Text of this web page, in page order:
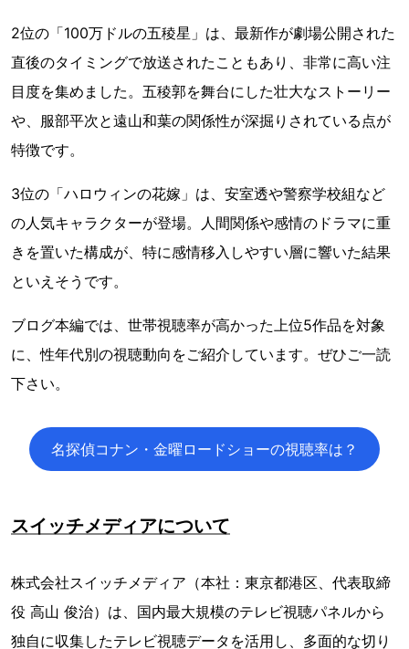
2位の「100万ドルの五稜星」は、最新作が劇場公開された
直後のタイミングで放送されたこともあり、非常に高い注
目度を集めました。五稜郭を舞台にした壮大なストーリー
や、服部平次と遠山和葉の関係性が深掘りされている点が
特徴です。
3位の「ハロウィンの花嫁」は、安室透や警察学校組など
の人気キャラクターが登場。人間関係や感情のドラマに重
きを置いた構成が、特に感情移入しやすい層に響いた結果
といえそうです。
ブログ本編では、世帯視聴率が高かった上位5作品を対象
に、性年代別の視聴動向をご紹介しています。ぜひご一読
下さい。
名探偵コナン・金曜ロードショーの視聴率は？
スイッチメディアについて
株式会社スイッチメディア（本社：東京都港区、代表取締
役 高山 俊治）は、国内最大規模のテレビ視聴パネルから
独自に収集したテレビ視聴データを活用し、多面的な切り